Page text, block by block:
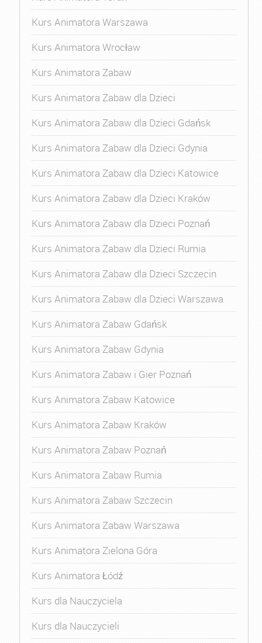
Kurs Animatora Warszawa
Kurs Animatora Wrocław
Kurs Animatora Zabaw
Kurs Animatora Zabaw dla Dzieci
Kurs Animatora Zabaw dla Dzieci Gdańsk
Kurs Animatora Zabaw dla Dzieci Gdynia
Kurs Animatora Zabaw dla Dzieci Katowice
Kurs Animatora Zabaw dla Dzieci Kraków
Kurs Animatora Zabaw dla Dzieci Poznań
Kurs Animatora Zabaw dla Dzieci Rumia
Kurs Animatora Zabaw dla Dzieci Szczecin
Kurs Animatora Zabaw dla Dzieci Warszawa
Kurs Animatora Zabaw Gdańsk
Kurs Animatora Zabaw Gdynia
Kurs Animatora Zabaw i Gier Poznań
Kurs Animatora Zabaw Katowice
Kurs Animatora Zabaw Kraków
Kurs Animatora Zabaw Poznań
Kurs Animatora Zabaw Rumia
Kurs Animatora Zabaw Szczecin
Kurs Animatora Zabaw Warszawa
Kurs Animatora Zielona Góra
Kurs Animatora Łódź
Kurs dla Nauczyciela
Kurs dla Nauczycieli